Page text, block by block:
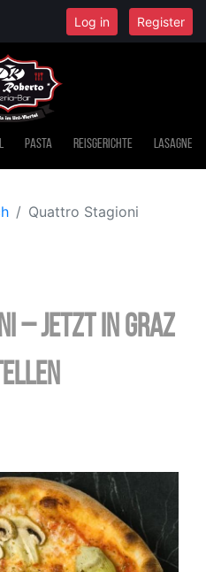
Log in Register
Pasta Reisgerichte Lasagne
Quattro Stagioni
– jetzt in Graz